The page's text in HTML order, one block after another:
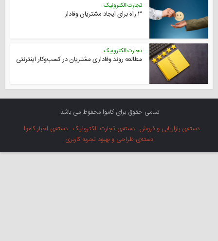
تجارت الکترونیک
۳ راه برای ایجاد مشتریان وفادار
تجارت الکترونیک
مطالعه روند وفاداری مشتریان در کسب‌وکار اینترنتی
تمامی حقوق برای کاموا محفوظ می باشد.
دسته‌ی بازاریابی و فروش دسته‌ی تجارت الکترونیک دسته‌ی اخبار کاموا
دسته‌ی طراحی و بهبود تجربه کاربری